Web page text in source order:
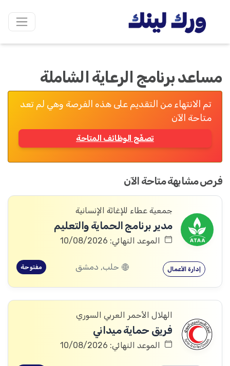
مساعد برنامج الرعاية الشاملة
تم الانتهاء من التقديم على هذه الفرصة وهي لم تعد
متاحة الآن
تصفّح الوظائف المتاحة
فرص مشابهة متاحة الآن
جمعية عطاء للإغاثة الإنسانية
مدير برنامج الحماية والتعليم
الموعد النهائي: 10/08/2026
إدارة الأعمال حلب, دمشق مفتوحة
الهلال الأحمر العربي السوري
فريق حماية ميداني
الموعد النهائي: 10/08/2026